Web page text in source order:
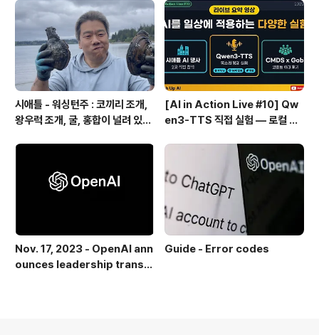
시애틀 - 워싱턴주 : 코끼리 조개,
왕우럭 조개, 굴, 홍합이 널려 있는
[AI in Action Live #10] Qw
en3-TTS 직접 실험 — 로컬 설
Nov. 17, 2023 - OpenAI ann
ounces leadership transiti
Guide - Error codes